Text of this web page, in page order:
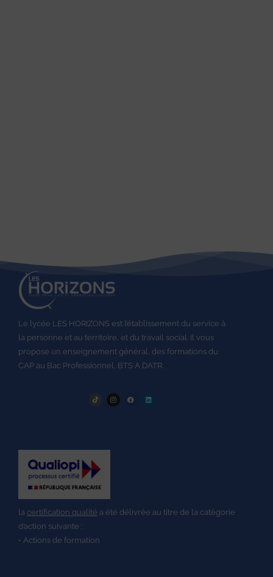
Le lycée LES HORIZONS est l’établissement du service à
la personne et au territoire, et du travail social. Il vous
propose un enseignement général, des formations du
CAP au Bac Professionnel, BTS A DATR.
la certification qualité a été délivrée au titre de la catégorie
d’action suivante :
• Actions de formation